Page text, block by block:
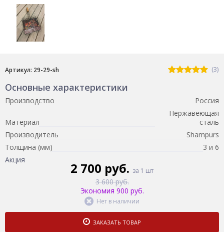
Артикул: 29-29-sh (3)
Основные характеристики
Производство Россия
Материал
Нержавеющая
сталь
Производитель
Shampurs
Толщина (мм)
3 и 6
Акция
2 700 руб. за 1 шт
3 600 руб.
Экономия 900 руб.
Нет в наличии
ЗАКАЗАТЬ ТОВАР